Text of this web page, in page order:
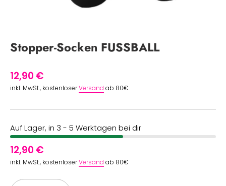
Stopper-Socken FUSSBALL
12,90 €
inkl. MwSt., kostenloserVersand ab 80€
Auf Lager, in 3 - 5 Werktagen bei dir
12,90 €
inkl. MwSt., kostenloserVersand ab 80€